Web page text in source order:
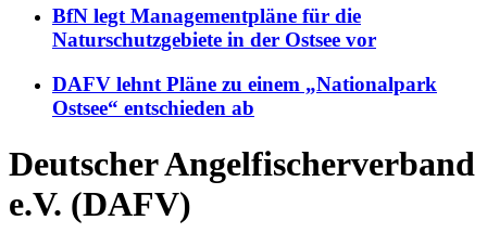
BfN legt Managementpläne für die
Naturschutzgebiete in der Ostsee vor
DAFV lehnt Pläne zu einem „Nationalpark
Ostsee“ entschieden ab
Deutscher Angelfischerverband
e.V. (DAFV)